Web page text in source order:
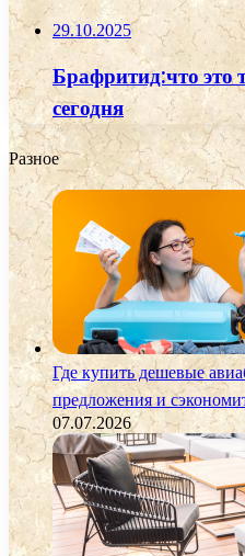
29.10.2025
Брафритид:что это
сегодня
Разное
Где купить дешевые
предложения и
07.07.2026